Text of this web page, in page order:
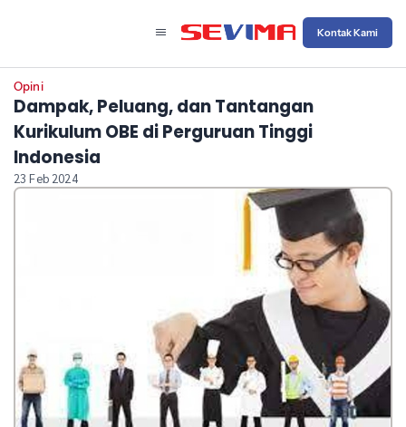
Kontak Kami
Opini
Dampak, Peluang, dan Tantangan
Kurikulum OBE di Perguruan Tinggi
Indonesia
23 Feb 2024